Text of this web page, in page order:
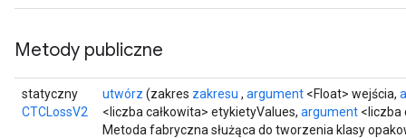
Metody publiczne
statyczny
CTCLossV2
utwórz (zakres zakresu , argument <Float> wejścia,
<liczba całkowita> etykietyValues, argument <liczba
Metoda fabryczna służąca do tworzenia klasy